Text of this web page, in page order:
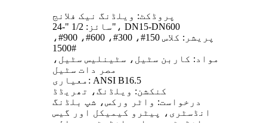
پروڈکٹ: ویلڈنگ نیک فلانج
سائز: 1/2 "-24"، DN15-DN600
پریشر: کلاس 150#، 300#، 600#، 900#،
1500#
مواد: کاربن سٹیل، سٹینلیس سٹیل،
مصر دات سٹیل
معیاری: ANSI B16.5
کنکشن: ویلڈنگ، تھریڈڈ
درخواست: واٹر ورکس، شپ بلڈنگ
انڈسٹری، پیٹرو کیمیکل اور گیس